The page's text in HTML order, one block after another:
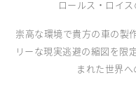
ロールス・ロイス
崇高な環境で貴方の車の製
リーな現実逃避の縮図を限
まれた世界へ